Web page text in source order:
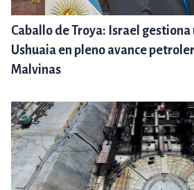
Caballo de Troya: Israel gestiona
Ushuaia en pleno avance
Malvinas